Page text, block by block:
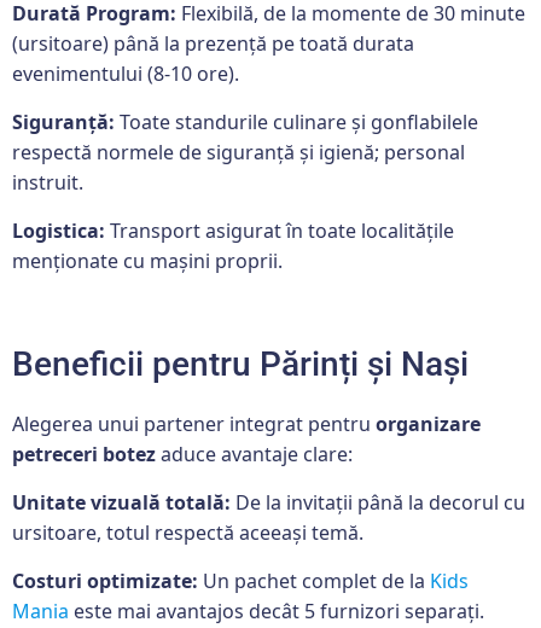
Durată Program: Flexibilă, de la momente de 30 minute
(ursitoare) până la prezență pe toată durata
evenimentului (8-10 ore).
Siguranță: Toate standurile culinare și gonflabilele
respectă normele de siguranță și igienă; personal
instruit.
Logistica: Transport asigurat în toate localitățile
menționate cu mașini proprii.
Beneficii pentru Părinți și Nași
Alegerea unui partener integrat pentru organizare
petreceri botezaduce avantaje clare:
Unitate vizuală totală: De la invitații până la decorul cu
ursitoare, totul respectă aceeași temă.
Costuri optimizate: Un pachet complet de la Kids
Mania este mai avantajos decât 5 furnizori separați.